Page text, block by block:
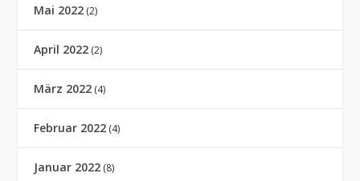
Mai 2022 (2)
April 2022 (2)
März 2022 (4)
Februar 2022 (4)
Januar 2022 (8)